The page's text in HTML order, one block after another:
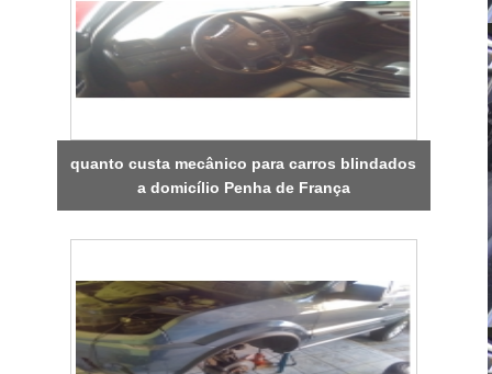
quanto custa mecânico para carros blindados
a domicílio Penha de França